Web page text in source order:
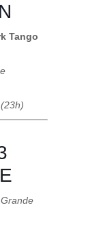
Tango
Grande